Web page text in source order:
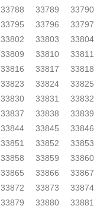
33788 33789
33790
33795 33796
33797
33802 33803
33804
33809 33810
33811
33816 33817
33818
33823 33824
33825
33830 33831
33832
33837 33838
33839
33844 33845
33846
33851 33852
33853
33858 33859
33860
33865 33866
33867
33872 33873
33874
33879 33880
33881